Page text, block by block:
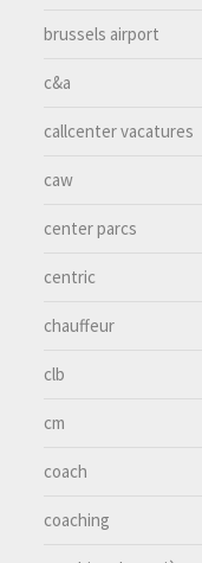
brussels airport
c&a
callcenter vacatures
caw
center parcs
centric
chauffeur
clb
cm
coach
coaching